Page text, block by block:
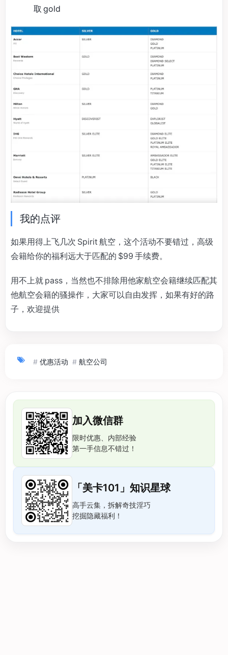
取 gold
我的点评
如果用得上飞几次 Spirit 航空，这个活动不要错过，高级
会籍给你的福利远大于匹配的 $99 手续费。
用不上就 pass，当然也不排除用他家航空会籍继续匹配其
他航空会籍的骚操作，大家可以自由发挥，如果有好的路
子，欢迎提供
# 优惠活动 # 航空公司
加入微信群
限时优惠、内部经验
第一手信息不错过！
「美卡101」知识星球
高手云集，拆解奇技淫巧
挖掘隐藏福利！